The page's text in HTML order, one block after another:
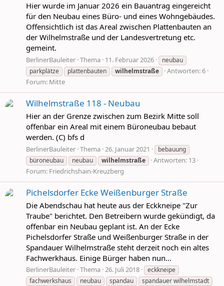
Hier wurde im Januar 2026 ein Bauantrag eingereicht
für den Neubau eines Büro- und eines Wohngebäudes.
Offensichtlich ist das Areal zwischen Plattenbauten an
der Wilhelmstraße und der Landesvertretung etc.
gemeint.
BerlinerBauleiter Thema 11. Februar 2026
neubau
parkplätze
plattenbauten wilhelmstraße
Antworten: 6
Forum: Mitte
Wilhelmstraße 118 - Neubau
Hier an der Grenze zwischen zum Bezirk Mitte soll
offenbar ein Areal mit einem Büroneubau bebaut
werden. (C) bfs d
BerlinerBauleiter Thema 26. Januar 2021
bebauung
büroneubau
neubau wilhelmstraße
Antworten: 13
Forum: Friedrichshain-Kreuzberg
Pichelsdorfer Ecke Weißenburger Straße
Die Abendschau hat heute aus der Eckkneipe "Zur
Traube" berichtet. Den Betreibern wurde gekündigt, da
offenbar ein Neubau geplant ist. An der Ecke
Pichelsdorfer Straße und Weißenburger Straße in der
Spandauer Wilhelmstraße steht derzeit noch ein altes
Fachwerkhaus. Einige Bürger haben nun...
BerlinerBauleiter Thema 26. Juli 2018
eckkneipe
fachwerkshaus
neubau spandau
spandauer wilhelmstadt